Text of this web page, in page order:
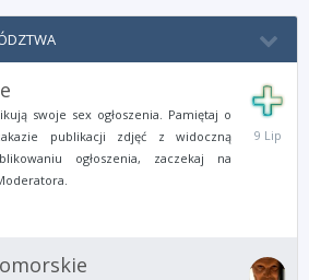
swoje sex ogłoszenia. Pamiętaj o
publikacji zdjęć z widoczną
ogłoszenia, zaczekaj na
9
Lipca